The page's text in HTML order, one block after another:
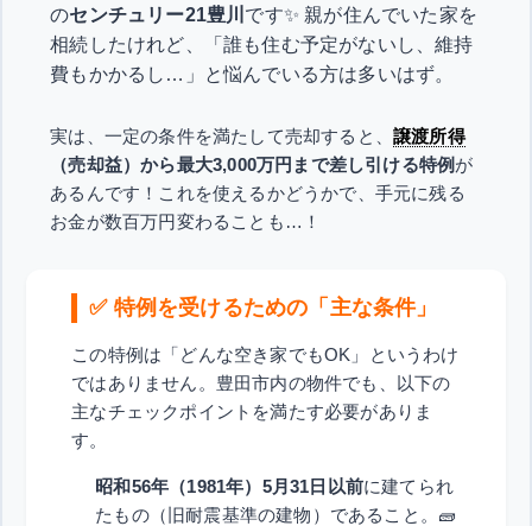
のセンチュリー21豊川 です✨ 親が住んでいた家を
相続したけれど、「誰も住む予定がないし、維持
費もかかるし…」と悩んでいる方は多いはず。
実は、一定の条件を満たして売却すると、譲渡所得
（売却益）から最大3,000万円まで差し引ける特例 が
あるんです！これを使えるかどうかで、手元に残る
お金が数百万円変わることも…！
✅ 特例を受けるための「主な条件」
この特例は「どんな空き家でもOK」というわけ
ではありません。豊田市内の物件でも、以下の
主なチェックポイントを満たす必要がありま
す。
昭和56年（1981年）5月31日以前に建てられ
たもの（旧耐震基準の建物）であること。🧱